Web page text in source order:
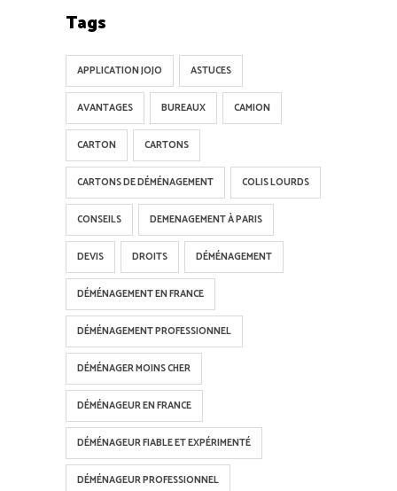
Tags
APPLICATION JOJO ASTUCES
AVANTAGES BUREAUX CAMION
CARTON CARTONS
CARTONS DE DÉMÉNAGEMENT COLIS LOURDS
CONSEILS DEMENAGEMENT À PARIS
DEVIS DROITS DÉMÉNAGEMENT
DÉMÉNAGEMENT EN FRANCE
DÉMÉNAGEMENT PROFESSIONNEL
DÉMÉNAGER MOINS CHER
DÉMÉNAGEUR EN FRANCE
DÉMÉNAGEUR FIABLE ET EXPÉRIMENTÉ
DÉMÉNAGEUR PROFESSIONNEL